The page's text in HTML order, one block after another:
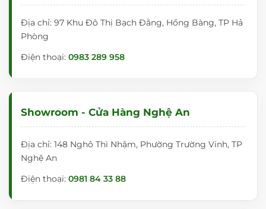
Địa chỉ: 97 Khu Đô Thị Bạch Đằng, Hồng Bàng, TP Hả
Phòng
Điện thoại: 0983 289 958
Showroom - Cửa Hàng Nghệ An
Địa chỉ: 148 Nghô Thì Nhậm, Phường Trường Vinh, TP
Nghệ An
Điện thoại: 0981 84 33 88